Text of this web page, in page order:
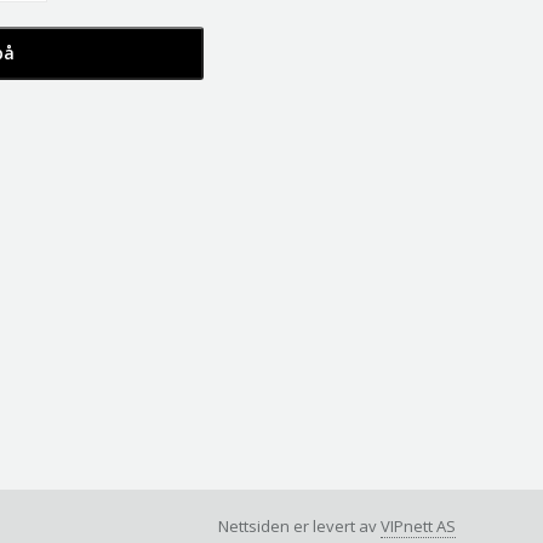
Nettsiden er levert avVIPnett AS